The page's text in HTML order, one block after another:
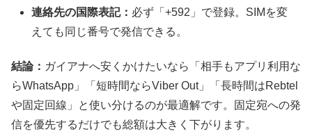
連絡先の国際表記： 必ず「+592」で登録。SIMを変
えても同じ番号で発信できる。
結論： ガイアナへ安くかけたいなら「相手もアプリ利用な
らWhatsApp」「短時間ならViber Out」「長時間はRebtel
や固定回線」と使い分けるのが最適解です。固定宛への発
信を優先するだけでも総額は大きく下がります。